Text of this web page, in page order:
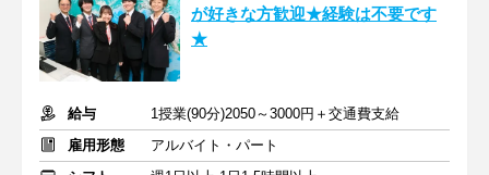
が好きな方歓迎★経験は不要です
★
給与
1授業(90分)2050～3000円＋交通費支給
雇用形態
アルバイト・パート